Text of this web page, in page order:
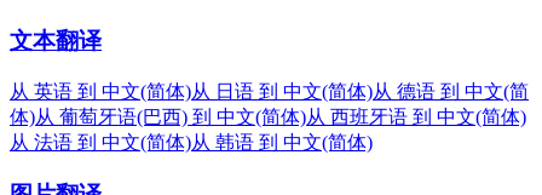
文本翻译
从 英语 到 中文(简体)从 日语 到 中文(简体)从 德语 到 中文(简
体)从 葡萄牙语(巴西) 到 中文(简体)从 西班牙语 到 中文(简体)
从 法语 到 中文(简体)从 韩语 到 中文(简体)